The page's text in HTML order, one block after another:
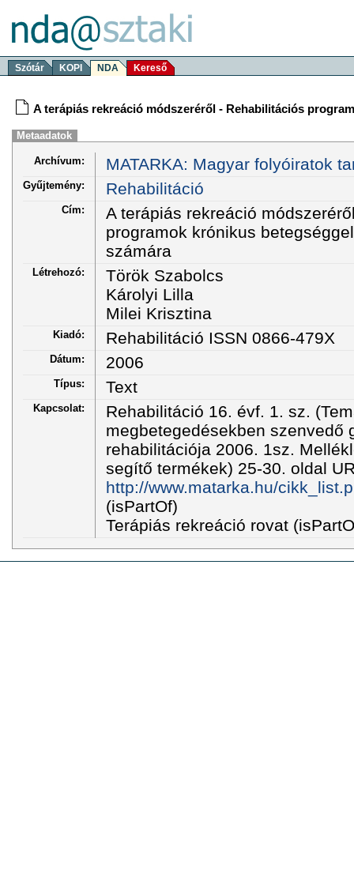
Szótár KOPI NDA Kereső
A terápiás rekreáció módszeréről - Rehabilitációs
Metaadatok
Archívum: MATARKA: Magyar folyóiratok
Gyűjtemény: Rehabilitáció
Cím:
A terápiás rekreáció
programok krónikus
számára
Létrehozó:
Török Szabolcs
Károlyi Lilla
Milei Krisztina
Kiadó: Rehabilitáció ISSN 0866-479X
Dátum: 2006
Típus: Text
Kapcsolat:
Rehabilitáció 16. évf. 1. sz.
megbetegedésekben szenvedő
rehabilitációja 2006. 1sz.
segítő termékek) 25-30. oldal
http://www.matarka.hu/
(isPartOf)
Terápiás rekreáció rovat